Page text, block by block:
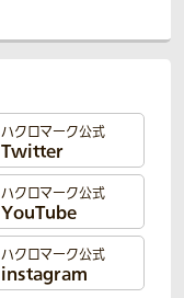
ハクロマーク公式
Twitter
ハクロマーク公式
YouTube
ハクロマーク公式
instagram